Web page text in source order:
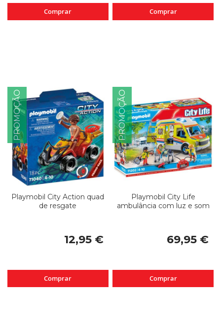
Comprar Comprar
PROMOÇÃO
Playmobil City Action quad
de resgate
12,95 €
Comprar
PROMOÇÃO
Playmobil City Life
ambulância com luz e som
69,95 €
Comprar